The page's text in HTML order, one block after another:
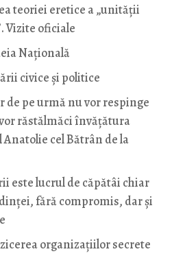
teoriei eretice a „unității
Vizite oficiale
Naţională
civice și politice
pe urmă nu vor respinge
răstălmăci învățătura
cel Bătrân de la
este lucrul de căpătâi chiar
fără compromis, dar și
organizaţiilor secrete